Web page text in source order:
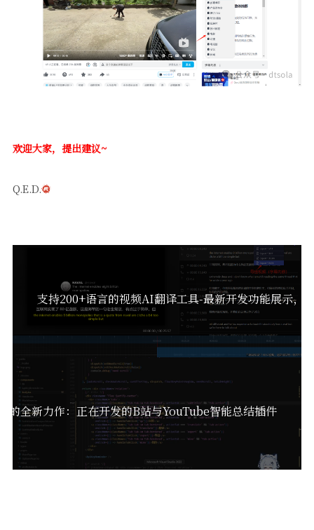
欢迎大家，提出建议~
Q.E.D.
支持200+语言的视频AI翻译工具-最新开发功能展示，
的全新力作：正在开发的B站与YouTube智能总结插件